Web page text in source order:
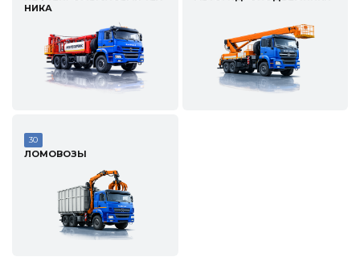
НИКА
30
ЛОМОВОЗЫ